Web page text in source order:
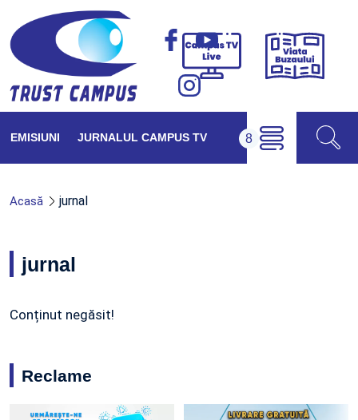
Campus
Viața
EMISIUNI JURNALUL CAMPUS TV
Acasă jurnal
jurnal
Conținut negăsit!
Reclame